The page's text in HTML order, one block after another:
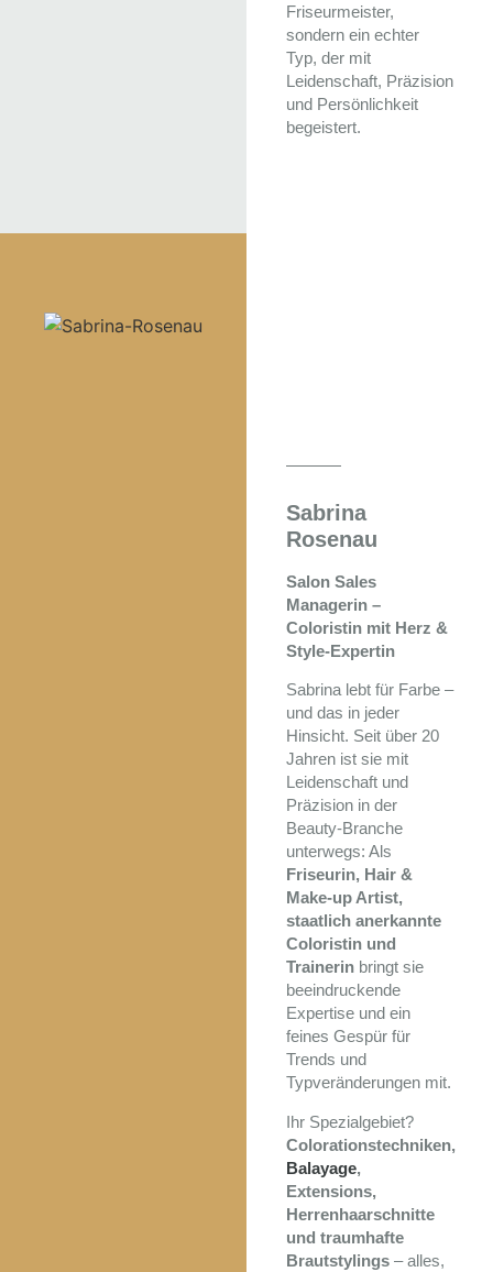
Friseurmeister,
sondern ein echter
Typ, der mit
Leidenschaft, Präzision
und Persönlichkeit
begeistert.
Sabrina
Rosenau
Salon Sales
Managerin –
Coloristin mit Herz &
Style-Expertin
Sabrina lebt für Farbe –
und das in jeder
Hinsicht. Seit über 20
Jahren ist sie mit
Leidenschaft und
Präzision in der
Beauty-Branche
unterwegs: Als
Friseurin, Hair &
Make-up Artist,
staatlich anerkannte
Coloristin und
Trainerinbringt sie
beeindruckende
Expertise und ein
feines Gespür für
Trends und
Typveränderungen mit.
Ihr Spezialgebiet?
Colorationstechniken,
Balayage,
Extensions,
Herrenhaarschnitte
und traumhafte
Brautstylings– alles,